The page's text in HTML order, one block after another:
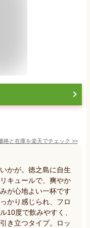
格と在庫を楽天でチェック >>
かが。徳之島に自生
キュールで、爽やか
が心地よい一杯です
かり感じられ、フロ
10度で飲みやすく、
き立つタイプ。ロッ